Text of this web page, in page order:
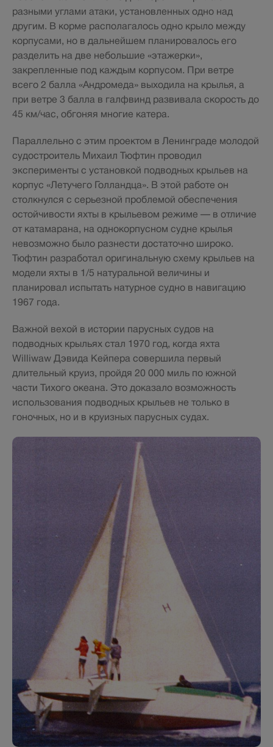
разными углами атаки, установленных одно над
другим. В корме располагалось одно крыло между
корпусами, но в дальнейшем планировалось его
разделить на две небольшие «этажерки»,
закрепленные под каждым корпусом. При ветре
всего 2 балла «Андромеда» выходила на крылья, а
при ветре 3 балла в галфвинд развивала скорость до
45 км/час, обгоняя многие катера.
Параллельно с этим проектом в Ленинграде молодой
судостроитель Михаил Тюфтин проводил
эксперименты с установкой подводных крыльев на
корпус «Летучего Голландца». В этой работе он
столкнулся с серьезной проблемой обеспечения
остойчивости яхты в крыльевом режиме — в отличие
от катамарана, на однокорпусном судне крылья
невозможно было разнести достаточно широко.
Тюфтин разработал оригинальную схему крыльев на
модели яхты в 1/5 натуральной величины и
планировал испытать натурное судно в навигацию
1967 года.
Важной вехой в истории парусных судов на
подводных крыльях стал 1970 год, когда яхта
Williwaw Дэвида Кейпера совершила первый
длительный круиз, пройдя 20 000 миль по южной
части Тихого океана. Это доказало возможность
использования подводных крыльев не только в
гоночных, но и в круизных парусных судах.